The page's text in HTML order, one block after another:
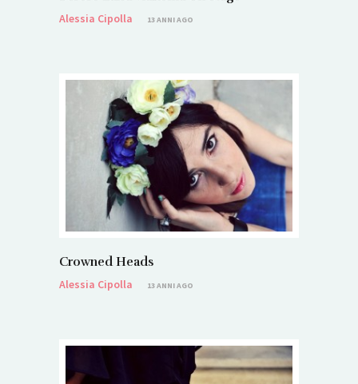
Alessia Cipolla
13 ANNI AGO
Crowned Heads
Alessia Cipolla
13 ANNI AGO